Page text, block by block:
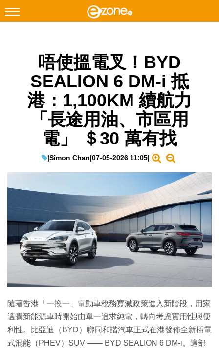
Facebook Instagram
科技焦點
網絡生活
IT Times
生成式AI與雲端應用
Enterprise Digital Transformation
唔使搵電叉！BYD
SEALION 6 DM-i 抵
港：1,100KM 續航力
「長途用油、市區用
電」 ＄30 萬有找
|Simon Chan|07-05-2026 11:05|
隨著香港「一換一」電動車稅務寬減政策進入新階段，用家
選購新能源車時開始由單一追求純電，轉向考慮實用性與便
利性。比亞迪（BYD）聯同和諧汽車正式在港發佈全新插電
式混能（PHEV）SUV —— BYD SEALION 6 DM-i。這部